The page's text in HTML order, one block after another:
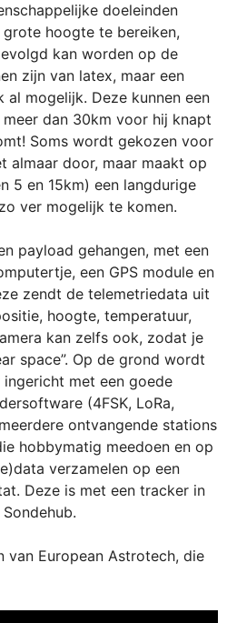
doeleinden
hoogte te bereiken,
kan worden op de
zijn van latex, maar een
mogelijk. Deze kunnen een
dan 30km voor hij knapt
Soms wordt gekozen voor
almaar door, maar maakt op
5 en 15km) een langdurige
ver mogelijk te komen.
payload gehangen, met een
een GPS module en
zendt de telemetriedata uit
hoogte, temperatuur,
kan zelfs ook, zodat je
space”. Op de grond wordt
met een goede
(4FSK, LoRa,
ontvangende stations
hobbymatig meedoen en op
verzamelen op een
Deze is met een tracker in
van European Astrotech, die